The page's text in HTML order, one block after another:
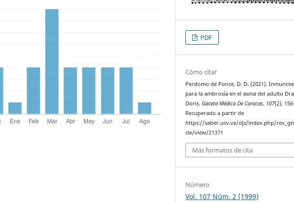
PDF
Cómo citar
Perdomo de Ponce, D. D. (2021).
para la ambrosía en el asma del adulto
Doris.Gaceta Médica De Caracas, 107(2),
Recuperado a partir de
https://saber.ucv.ve/ojs/index.php/
cle/view/21371
Más formatos de cita
Número
Vol. 107 Núm. 2 (1999)